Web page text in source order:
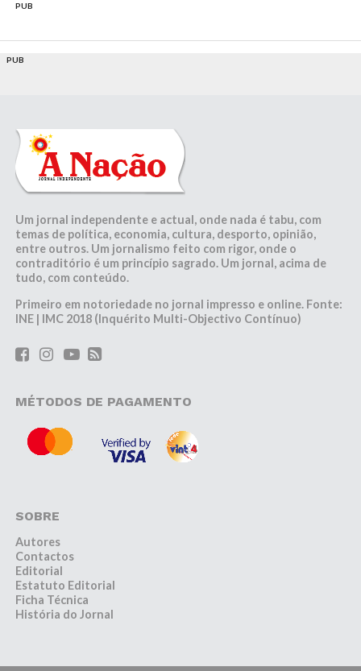
PUB
PUB
Um jornal independente e actual, onde nada é tabu, com
temas de política, economia, cultura, desporto, opinião,
entre outros. Um jornalismo feito com rigor, onde o
contraditório é um princípio sagrado. Um jornal, acima de
tudo, com conteúdo.
Primeiro em notoriedade no jornal impresso e online. Fonte:
INE | IMC 2018 (Inquérito Multi-Objectivo Contínuo)
MÉTODOS DE PAGAMENTO
SOBRE
Autores
Contactos
Editorial
Estatuto Editorial
Ficha Técnica
História do Jornal